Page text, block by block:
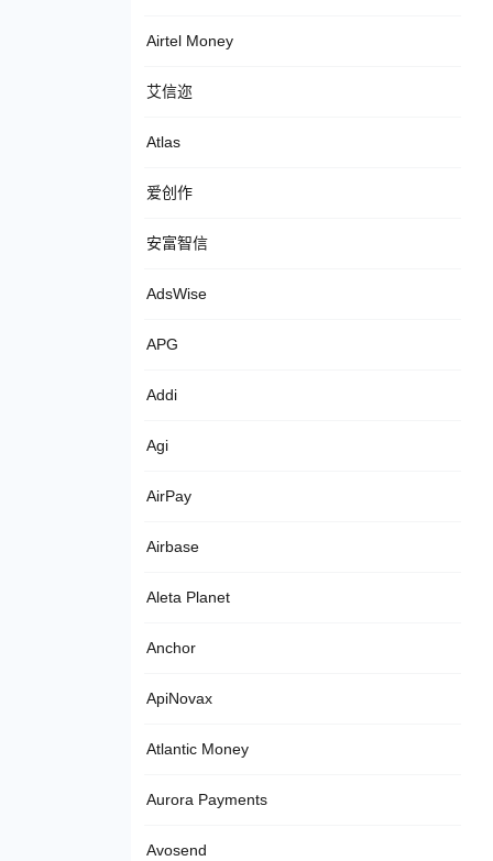
Airtel Money
艾信迩
Atlas
爱创作
安富智信
AdsWise
APG
Addi
Agi
AirPay
Airbase
Aleta Planet
Anchor
ApiNovax
Atlantic Money
Aurora Payments
Avosend